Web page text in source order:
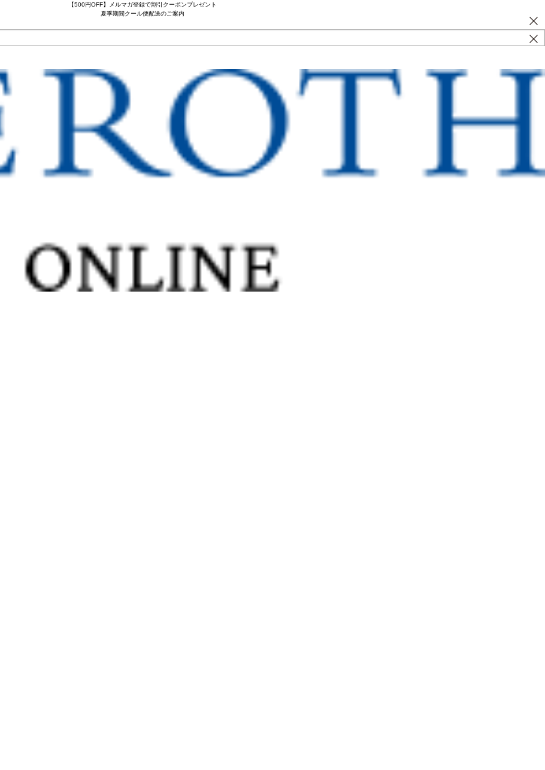
【500円OFF】メルマガ登録で割引クーポンプレゼント
夏季期間クール便配送のご案内